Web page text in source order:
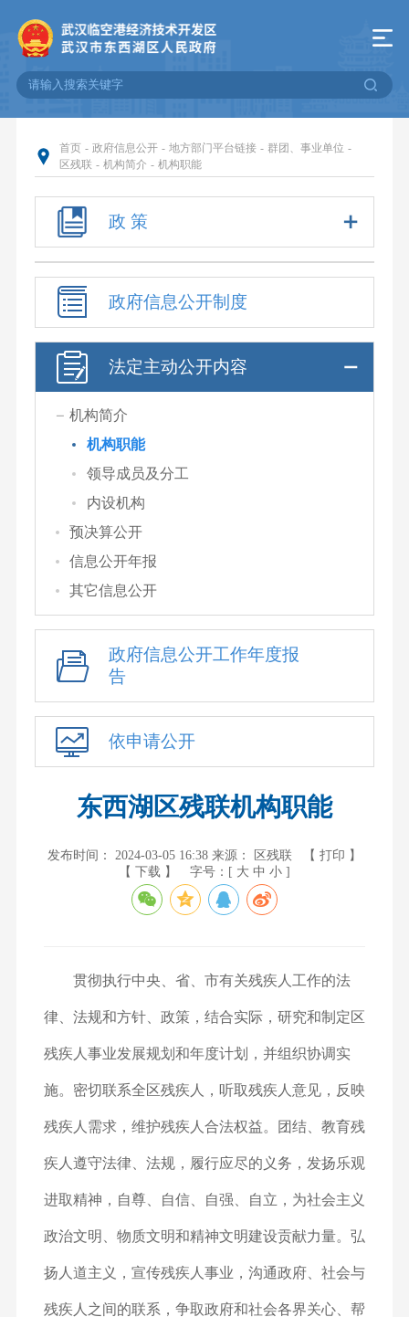
首页 - 政府信息公开 - 地方部门平台链接 - 群团、事业单位 -
区残联 - 机构简介 - 机构职能
政 策
政府信息公开制度
法定主动公开内容
机构简介
机构职能
领导成员及分工
内设机构
预决算公开
信息公开年报
其它信息公开
政府信息公开工作年度报
告
依申请公开
东西湖区残联机构职能
发布时间： 2024-03-05 16:38 来源： 区残联
【 打印 】
【 下载 】
字号：[ 大 中 小 ]
贯彻执行中央、省、市有关残疾人工作的法
律、法规和方针、政策，结合实际，研究和制定区
残疾人事业发展规划和年度计划，并组织协调实
施。密切联系全区残疾人，听取残疾人意见，反映
残疾人需求，维护残疾人合法权益。团结、教育残
疾人遵守法律、法规，履行应尽的义务，发扬乐观
进取精神，自尊、自信、自强、自立，为社会主义
政治文明、物质文明和精神文明建设贡献力量。弘
扬人道主义，宣传残疾人事业，沟通政府、社会与
残疾人之间的联系，争取政府和社会各界关心、帮